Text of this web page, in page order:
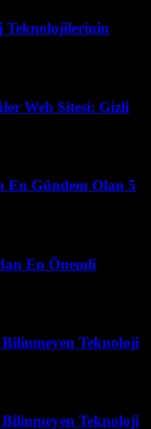
Teknolojilerinin
Web Sitesi: Gizli
En Gündem Olan 5
En Önemli
Teknoloji
Teknoloji